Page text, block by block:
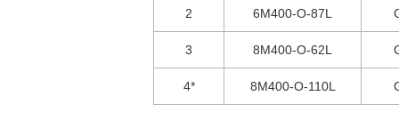
2 6M400-O-87L
3 8M400-O-62L
4* 8M400-O-110L